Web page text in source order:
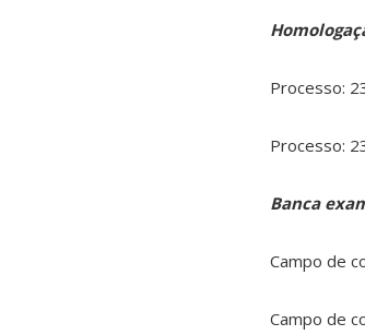
Processo:
Processo:
Banca
Campo de
Campo de